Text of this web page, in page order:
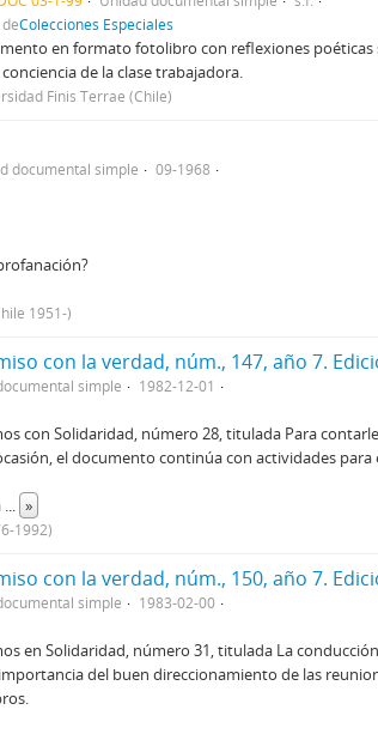
Colecciones Especiales
en formato fotolibro con reflexiones poéticas
de la clase trabajadora.
Finis Terrae (Chile)
documental simple
09-1968
1951-)
simple
1982-12-01
con Solidaridad, número 28, titulada Para
el documento continúa con actividades
... »
1992)
simple
1983-02-00
en Solidaridad, número 31, titulada La
del buen direccionamiento de las